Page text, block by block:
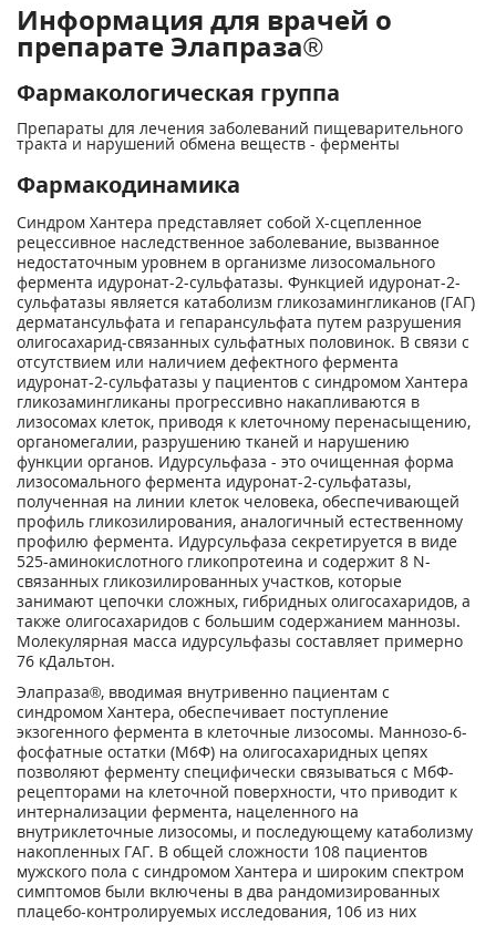
Информация для врачей о
препарате Элапраза®
Фармакологическая группа
Препараты для лечения заболеваний пищеварительного
тракта и нарушений обмена веществ - ферменты
Фармакодинамика
Синдром Хантера представляет собой X-сцепленное
рецессивное наследственное заболевание, вызванное
недостаточным уровнем в организме лизосомального
фермента идуронат-2-сульфатазы. Функцией идуронат-2-
сульфатазы является катаболизм гликозамингликанов (ГАГ)
дерматансульфата и гепарансульфата путем разрушения
олигосахарид-связанных сульфатных половинок. В связи с
отсутствием или наличием дефектного фермента
идуронат-2-сульфатазы у пациентов с синдромом Хантера
гликозамингликаны прогрессивно накапливаются в
лизосомах клеток, приводя к клеточному перенасыщению,
органомегалии, разрушению тканей и нарушению
функции органов. Идурсульфаза - это очищенная форма
лизосомального фермента идуронат-2-сульфатазы,
полученная на линии клеток человека, обеспечивающей
профиль гликозилирования, аналогичный естественному
профилю фермента. Идурсульфаза секретируется в виде
525-аминокислотного гликопротеина и содержит 8 N-
связанных гликозилированных участков, которые
занимают цепочки сложных, гибридных олигосахаридов, а
также олигосахаридов с большим содержанием маннозы.
Молекулярная масса идурсульфазы составляет примерно
76 кДальтон.
Элапраза®, вводимая внутривенно пациентам с
синдромом Хантера, обеспечивает поступление
экзогенного фермента в клеточные лизосомы. Маннозо-6-
фосфатные остатки (М6Ф) на олигосахаридных цепях
позволяют ферменту специфически связываться с МбФ-
рецепторами на клеточной поверхности, что приводит к
интернализации фермента, нацеленного на
внутриклеточные лизосомы, и последующему катаболизму
накопленных ГАГ. В общей сложности 108 пациентов
мужского пола с синдромом Хантера и широким спектром
симптомов были включены в два рандомизированных
плацебо-контролируемых исследования, 106 из них